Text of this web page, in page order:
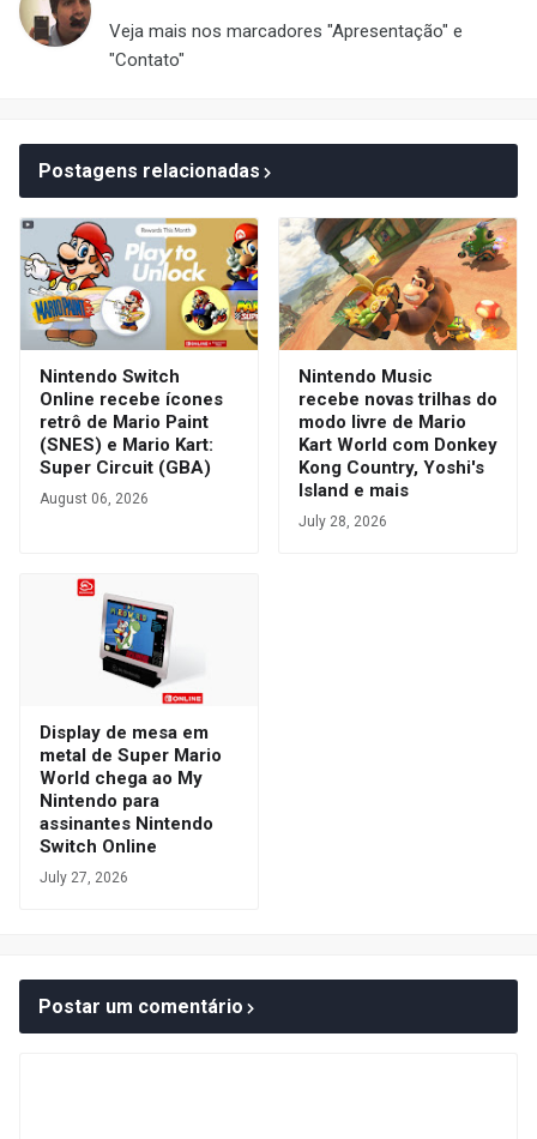
Veja mais nos marcadores "Apresentação" e
"Contato"
Postagens relacionadas
Nintendo Switch
Online recebe ícones
retrô de Mario Paint
(SNES) e Mario Kart:
Super Circuit (GBA)
August 06, 2026
Nintendo Music
recebe novas trilhas do
modo livre de Mario
Kart World com Donkey
Kong Country, Yoshi's
Island e mais
July 28, 2026
Display de mesa em
metal de Super Mario
World chega ao My
Nintendo para
assinantes Nintendo
Switch Online
July 27, 2026
Postar um comentário